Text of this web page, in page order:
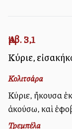
Ἀμβ. 3,1
Κύριε,
Κολιτσάρα
Κύριε, ἤκουσα
ἀκούσω, καὶ
Τρεμπέλα